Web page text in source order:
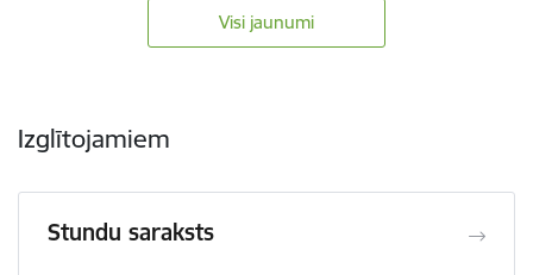
Visi jaunumi
Izglītojamiem
Stundu saraksts